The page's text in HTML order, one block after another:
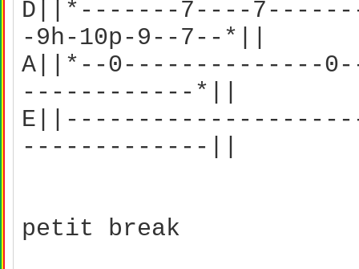
D||*-------7----
-9h-10p-9--7--*||
A||*--0--------------
------------*||
-------------||
petit break